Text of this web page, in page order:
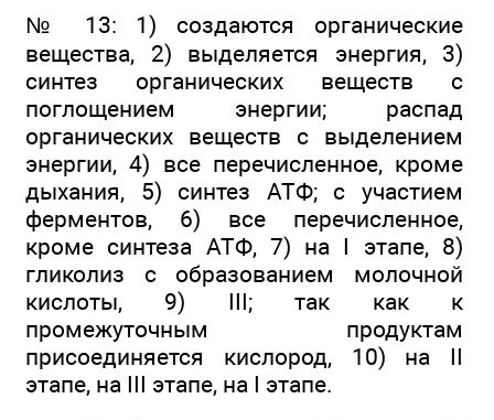
№ 13: 1) создаются органические
вещества, 2) выделяется энергия, 3)
синтез органических веществ с
поглощением энергии; распад
органических веществ с выделением
энергии, 4) все перечисленное, кроме
дыхания, 5) синтез АТФ; с участием
ферментов, 6) все перечисленное,
кроме синтеза АТФ, 7) на I этапе, 8)
гликолиз с образованием молочной
кислоты, 9) III; так как к
промежуточным продуктам
присоединяется кислород, 10) на II
этапе, на III этапе, на I этапе.